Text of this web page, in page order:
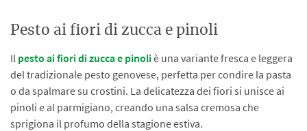
Pesto ai fiori di zucca e pinoli
Il pesto ai fiori di zucca e pinoliè una variante fresca e leggera
del tradizionale pesto genovese, perfetta per condire la pasta
o da spalmare su crostini. La delicatezza dei fiori si unisce ai
pinoli e al parmigiano, creando una salsa cremosa che
sprigiona il profumo della stagione estiva.